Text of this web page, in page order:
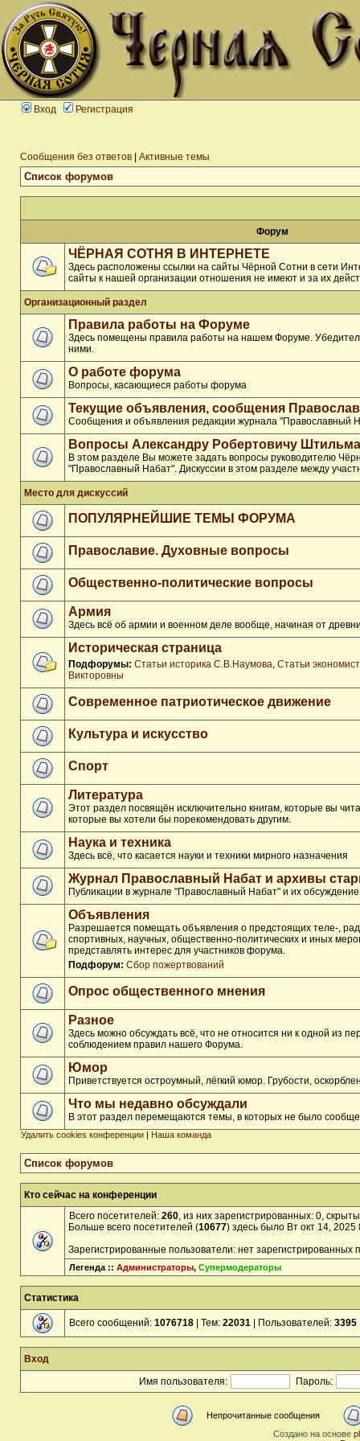
Вход Регистрация
Сообщения без ответов Активные темы
Список форумов
Форум
ЧЁРНАЯ СОТНЯ В ИНТЕРНЕТЕ
Здесь расположены ссылки на сайты Чёрной Сотни в сети
сайты к нашей организации отношения не имеют и за их
Организационный раздел
Правила работы на Форуме
Здесь помещены правила работы на нашем Форуме.
ними.
О работе форума
Вопросы, касающиеся работы форума
Текущие объявления, сообщения
Сообщения и объявления редакции журнала "Православный
Вопросы Александру Робертовичу
В этом разделе Вы можете задать вопросы руководителю
"Православный Набат". Дискуссии в этом разделе между
Место для дискуссий
ПОПУЛЯРНЕЙШИЕ ТЕМЫ ФОРУМА
Православие. Духовные вопросы
Общественно-политические вопросы
Армия
Здесь всё об армии и военном деле вообще, начиная от
Историческая страница
Подфорумы: Статьи историка С.В.Наумова, Статьи
Викторовны
Современное патриотическое движение
Культура и искусство
Спорт
Литература
Этот раздел посвящён исключительно книгам, которые вы
которые вы хотели бы порекомендовать другим.
Наука и техника
Здесь всё, что касается науки и техники мирного назначения
Журнал Православный Набат и архивы
Публикации в журнале "Православный Набат" и их обсуждение
Объявления
Разрешается помещать объявления о предстоящих теле-,
спортивных, научных, общественно-политических и иных
представлять интерес для участников форума.
Подфорум: Сбор пожертвований
Опрос общественного мнения
Разное
Здесь можно обсуждать всё, что не относится ни к одной из
соблюдением правил нашего Форума.
Юмор
Приветствуется остроумный, лёгкий юмор. Грубости,
Что мы недавно обсуждали
В этот раздел перемещаются темы, в которых не было
Удалить cookies конференции | Наша команда
Список форумов
Кто сейчас на конференции
Всего посетителей: 260, из них зарегистрированных: 0,
Больше всего посетителей (10677) здесь было Вт окт 14, 2025
Зарегистрированные пользователи: нет зарегистрированных
Легенда :: Администраторы, Супермодераторы
Статистика
Всего сообщений: 1076718 | Тем: 22031 | Пользователей: 3395
Вход
Имя пользователя:
Пароль:
Непрочитанные сообщения
Создано на основе